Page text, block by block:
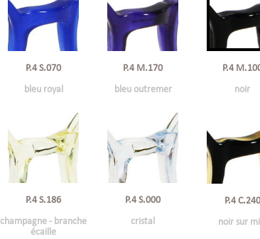
P.4 S.070
bleu royal
P.4 M.170
bleu outremer
P.4
noir
P.4 S.186
champagne - branche
écaille
P.4 S.000
cristal
P.4 C.240
noir sur